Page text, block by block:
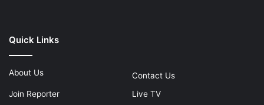
Quick Links
About Us
Contact Us
Join Reporter
Live TV